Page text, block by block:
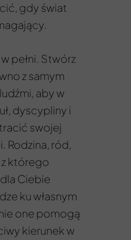
gdy świat
pełni. Stwórz
z samym
aby w
dyscypliny i
swojej
Rodzina, ród,
z którego
Ciebie
ku własnym
one pomogą
kierunek w